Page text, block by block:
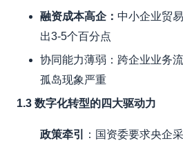
融资成本高企： 中小企业贸
出3-5个百分点
协同能力薄弱：跨企业业务
孤岛现象严重
1.3 数字化转型的四大驱动力
政策牵引
：国资委要求央企